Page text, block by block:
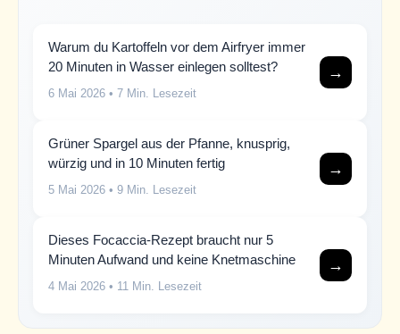
Warum du Kartoffeln vor dem Airfryer immer
20 Minuten in Wasser einlegen solltest?
6 Mai 2026 • 7 Min. Lesezeit
→
Grüner Spargel aus der Pfanne, knusprig,
würzig und in 10 Minuten fertig
5 Mai 2026 • 9 Min. Lesezeit
→
Dieses Focaccia-Rezept braucht nur 5
Minuten Aufwand und keine Knetmaschine
4 Mai 2026 • 11 Min. Lesezeit
→